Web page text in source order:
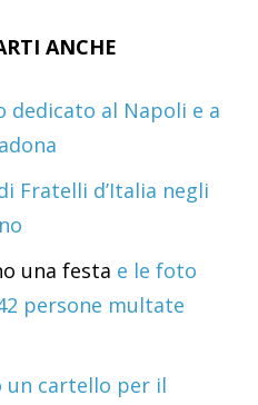
ANCHE
dedicato al Napoli e a
Fratelli d’Italia negli
una festa e le foto
persone multate
un cartello per il